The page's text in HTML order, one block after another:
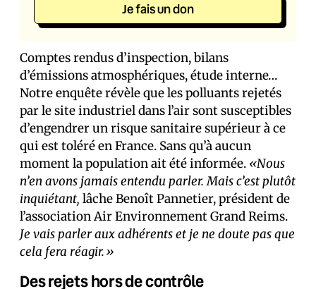
Je fais un don
Comptes rendus d’inspection, bilans
d’émissions atmosphériques, étude interne…
Notre enquête révèle que les polluants rejetés
par le site industriel dans l’air sont susceptibles
d’engendrer un risque sanitaire supérieur à ce
qui est toléré en France. Sans qu’à aucun
moment la population ait été informée. «Nous
n’en avons jamais entendu parler. Mais c’est plutôt
inquiétant, lâche Benoît Pannetier, président de
l’association Air Environnement Grand Reims.
Je vais parler aux adhérents et je ne doute pas que
cela fera réagir.»
Des rejets hors de contrôle